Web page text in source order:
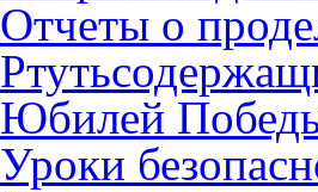
Отчеты о
Юбилей
Уроки